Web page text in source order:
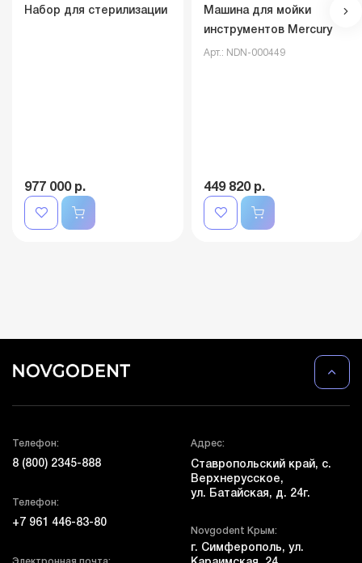
Набор для стерилизации
977 000 р.
Машина для мойки
инструментов Mercury
Арт.: NDN-000449
449 820 р.
Телефон:
8 (800) 2345-888
Телефон:
+7 961 446-83-80
Адрес:
Ставропольский край, с.
Верхнерусское,
ул. Батайская, д. 24г.
Novgodent Крым:
г. Симферополь, ул.